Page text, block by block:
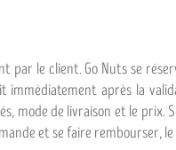
par le client. Go Nuts se
après la
mode de livraison et le
et se faire rembourser,